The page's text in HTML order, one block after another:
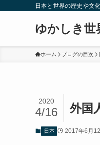
日本と世界の歴史や文
ゆかしき世
ホーム ブログの目次
外国
2020
4/16
日本 2017年6月